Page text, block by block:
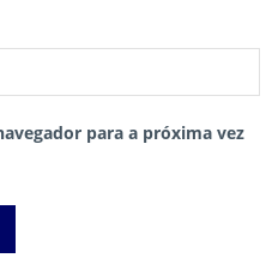
para a próxima vez